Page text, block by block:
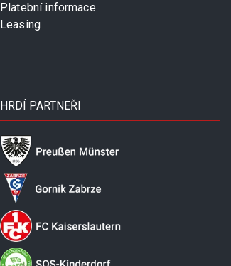
Platební informace
Leasing
HRDÍ PARTNEŘI